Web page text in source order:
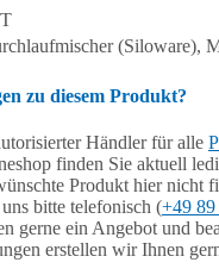
(Siloware),
zu diesem Produkt?
Händler für alle
finden Sie aktuell
Produkt hier nicht
bitte telefonisch (+49
gerne ein Angebot und
erstellen wir Ihnen